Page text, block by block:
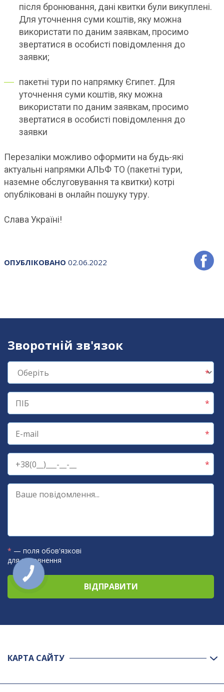
після бронювання, дані квитки були викуплені.
Для уточнення суми коштів, яку можна
використати по даним заявкам, просимо
звертатися в особисті повідомлення до
заявки;
пакетні тури по напрямку Єгипет. Для
уточнення суми коштів, яку можна
використати по даним заявкам, просимо
звертатися в особисті повідомлення до
заявки
Перезаліки можливо оформити на будь-які
актуальні напрямки АЛЬФ ТО (пакетні тури,
наземне обслуговування та квитки) котрі
опубліковані в онлайн пошуку туру.
Слава Україні!
ОПУБЛІКОВАНО 02.06.2022
Зворотній зв'язок
* — поля обов'язкові
для заповнення
КАРТА САЙТУ
КНОПКА
ЗВ'ЯЗКУ